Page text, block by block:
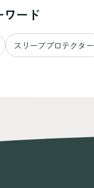
ワード
スリーブプロテクター